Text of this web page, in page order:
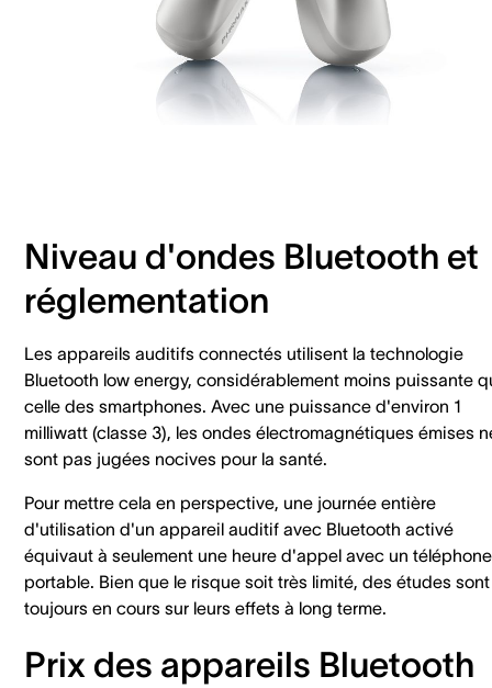
Niveau d'ondes Bluetooth et
réglementation
Les appareils auditifs connectés utilisent la technologie
Bluetooth low energy, considérablement moins puissante
celle des smartphones. Avec une puissance d'environ 1
milliwatt (classe 3), les ondes électromagnétiques émises
sont pas jugées nocives pour la santé.
Pour mettre cela en perspective, une journée entière
d'utilisation d'un appareil auditif avec Bluetooth activé
équivaut à seulement une heure d'appel avec un téléphone
portable. Bien que le risque soit très limité, des études sont
toujours en cours sur leurs effets à long terme.
Prix des appareils Bluetooth